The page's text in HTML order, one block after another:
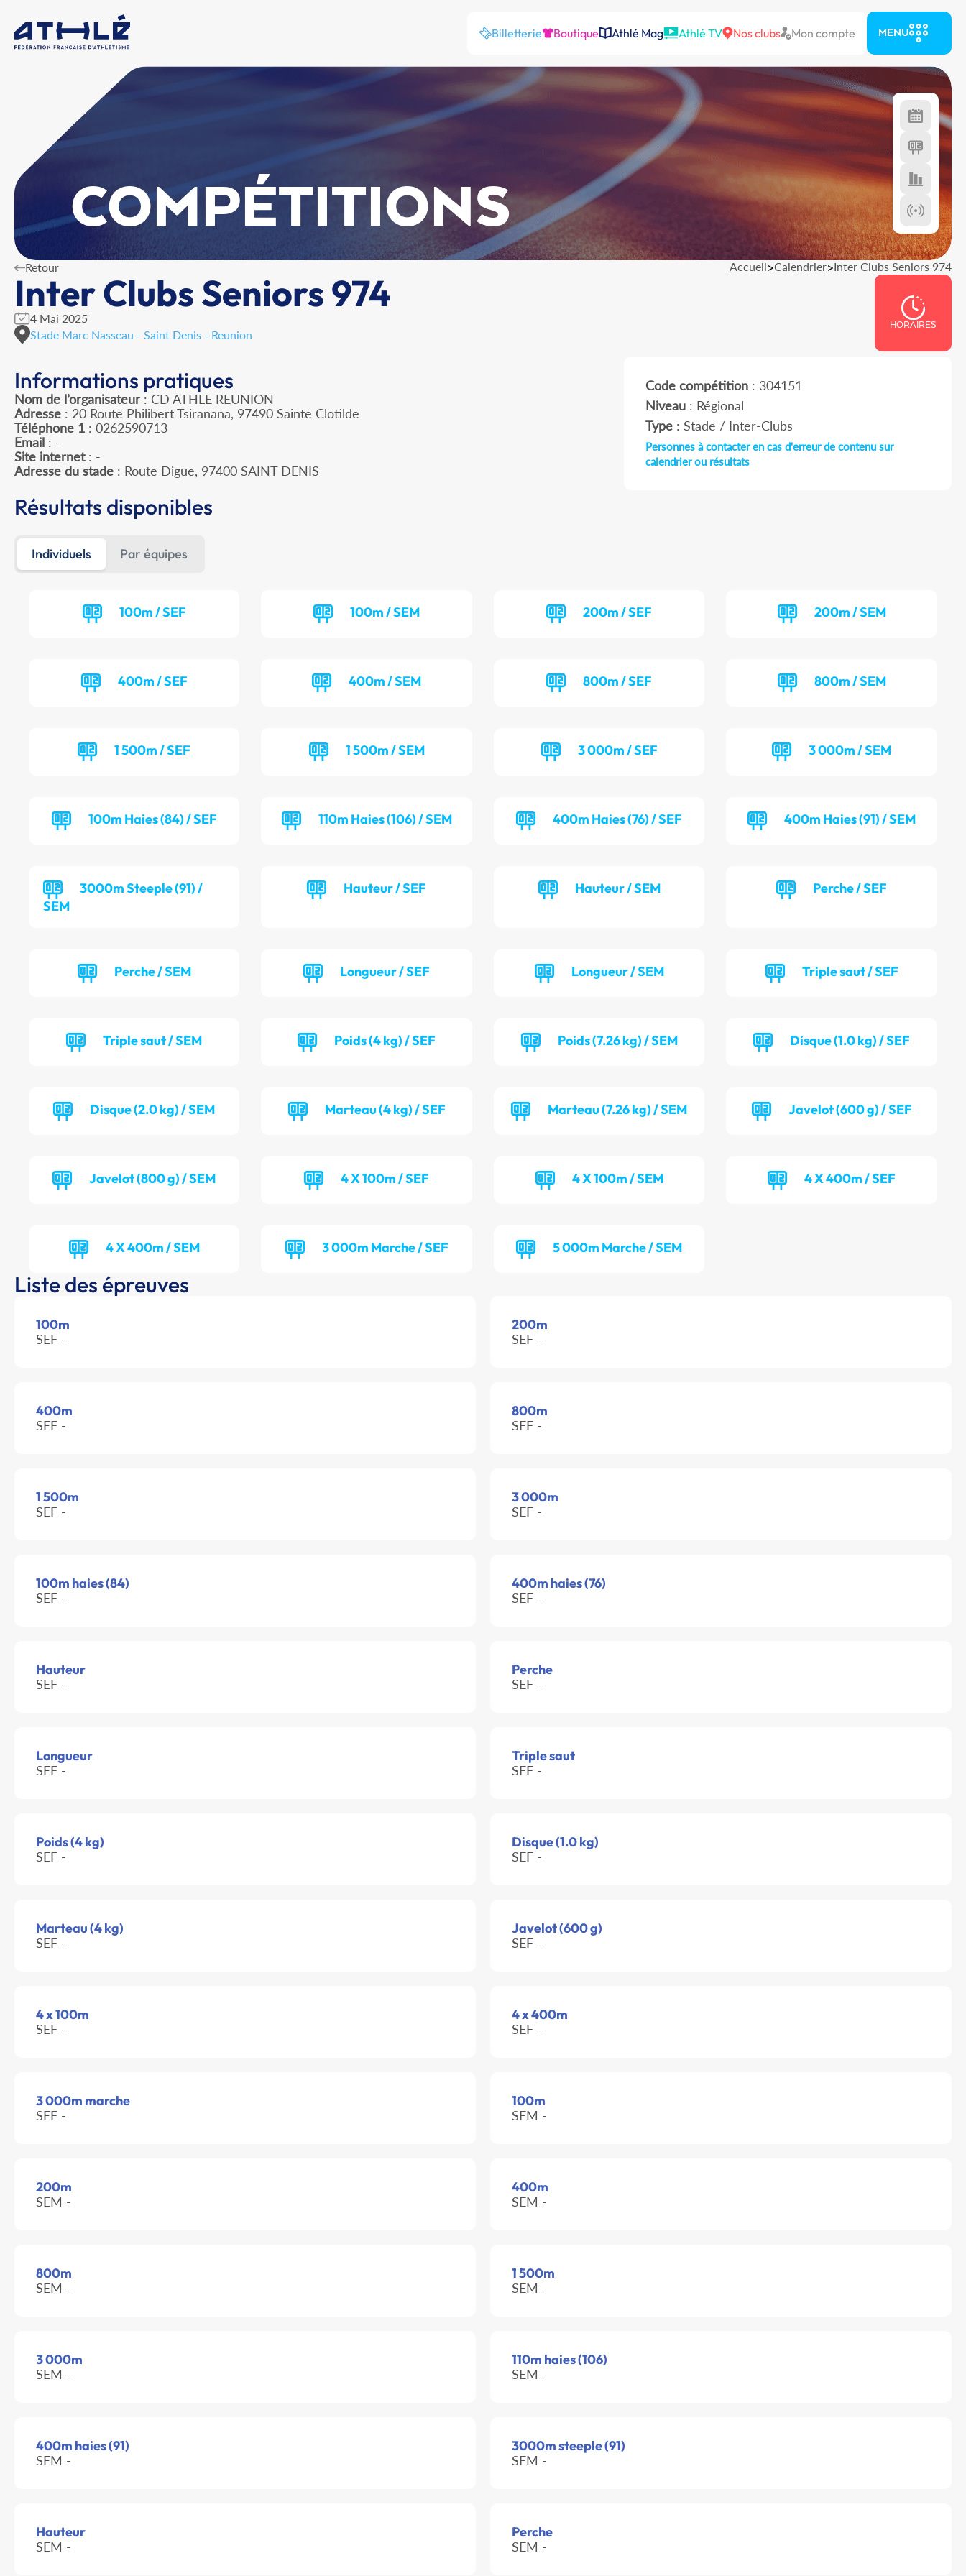
Billetterie Boutique Athlé Mag Athlé TV Nos clubs Mon compte MENU
COMPÉTITIONS
Retour Accueil>Calendrier>Inter Clubs Seniors 974
Inter Clubs Seniors 974
4 Mai 2025
Stade Marc Nasseau - Saint Denis - Reunion
HORAIRES
Informations pratiques
Nom de l’organisateur : CD ATHLE REUNION
Adresse : 20 Route Philibert Tsiranana, 97490 Sainte Clotilde
Téléphone 1 : 0262590713
Email : -
Site internet: -
Adresse du stade : Route Digue, 97400 SAINT DENIS
Code compétition: 304151
Niveau: Régional
Type: Stade / Inter-Clubs
Personnes à contacter en cas d'erreur de contenu sur
calendrier ou résultats
Résultats disponibles
Individuels Par équipes
100m / SEF 100m / SEM 200m / SEF 200m / SEM
400m / SEF 400m / SEM 800m / SEF 800m / SEM
1 500m / SEF 1 500m / SEM 3 000m / SEF 3 000m / SEM
100m Haies (84) / SEF 110m Haies (106) / SEM 400m Haies (76) / SEF 400m Haies (91) / SEM
3000m Steeple (91) /
SEM
Hauteur / SEF Hauteur / SEM Perche / SEF
Perche / SEM Longueur / SEF Longueur / SEM Triple saut / SEF
Triple saut / SEM Poids (4 kg) / SEF Poids (7.26 kg) / SEM Disque (1.0 kg) / SEF
Disque (2.0 kg) / SEM Marteau (4 kg) / SEF Marteau (7.26 kg) / SEM Javelot (600 g) / SEF
Javelot (800 g) / SEM 4 X 100m / SEF 4 X 100m / SEM 4 X 400m / SEF
4 X 400m / SEM 3 000m Marche / SEF 5 000m Marche / SEM
Liste des épreuves
100m
SEF -
200m
SEF -
400m
SEF -
800m
SEF -
1 500m
SEF -
3 000m
SEF -
100m haies (84)
SEF -
400m haies (76)
SEF -
Hauteur
SEF -
Perche
SEF -
Longueur
SEF -
Triple saut
SEF -
Poids (4 kg)
SEF -
Disque (1.0 kg)
SEF -
Marteau (4 kg)
SEF -
Javelot (600 g)
SEF -
4 x 100m
SEF -
4 x 400m
SEF -
3 000m marche
SEF -
100m
SEM -
200m
SEM -
400m
SEM -
800m
SEM -
1 500m
SEM -
3 000m
SEM -
110m haies (106)
SEM -
400m haies (91)
SEM -
3000m steeple (91)
SEM -
Hauteur
SEM -
Perche
SEM -